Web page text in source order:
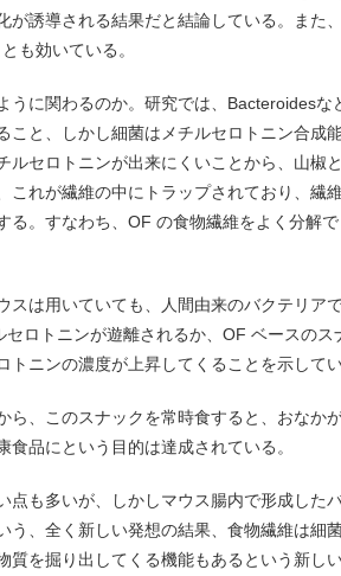
が誘導される結果だと結論している。また
も効いている。
うに関わるのか。研究では、Bacteroides
こと、しかし細菌はメチルセロトニン合成
ルセロトニンが出来にくいことから、山椒
これが繊維の中にトラップされており、繊
る。すなわち、OF の食物繊維をよく分解
スは用いていても、人間由来のバクテリア
セロトニンが遊離されるか、OF ベースの
トニンの濃度が上昇してくることを示して
ら、このスナックを常時食すると、おなか
食品にという目的は達成されている。
点も多いが、しかしマウス腸内で形成した
う、全く新しい発想の結果、食物繊維は細
質を掘り出してくる機能もあるという新し